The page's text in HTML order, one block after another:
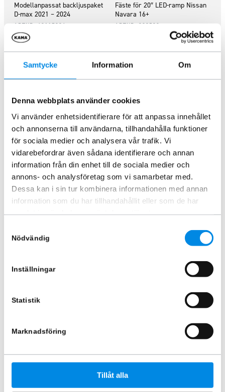
Samtycke Information Om
Denna webbplats använder cookies
Vi använder enhetsidentifierare för att anpassa innehållet
och annonserna till användarna, tillhandahålla funktioner
för sociala medier och analysera vår trafik. Vi
vidarebefordrar även sådana identifierare och annan
information från din enhet till de sociala medier och
annons- och analysföretag som vi samarbetar med.
Dessa kan i sin tur kombinera informationen med annan
information som du har tillhandahållit eller som de har
Nödvändig
Inställningar
Statistik
Marknadsföring
Tillåt alla
Modellanpassat backljuspaket
D-max 2021 – 2024
ARTNR:43117004
1 746,25
Inkl. moms
Lägg i varukorg
Fäste för 20″ LED-ramp Nissan
Navara 16+
ARTNR:888532
Inkl. moms
Lägg i varukorg
136,25kr